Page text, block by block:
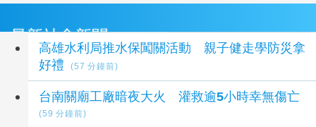
最新社會新聞
高雄水利局推水保闖關活動 親子健走學防災拿
好禮
(57 分鐘前)
台南關廟工廠暗夜大火 灌救逾5小時幸無傷亡
(59 分鐘前)